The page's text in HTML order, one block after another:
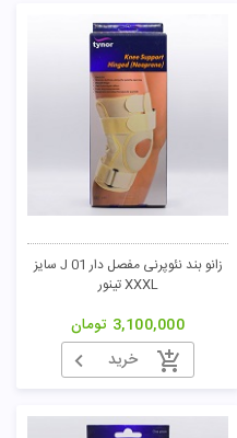
زانو بند نئوپرنی مفصل دار J 01 سایز
XXXL تینور
3,100,000 تومان
خرید